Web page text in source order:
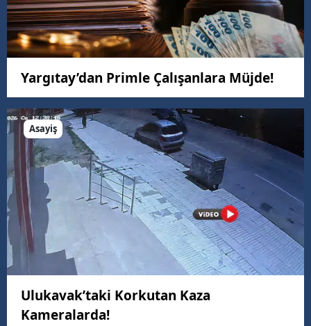
Yargıtay’dan Primle Çalışanlara Müjde!
Asayiş
Ulukavak’taki Korkutan Kaza
Kameralarda!